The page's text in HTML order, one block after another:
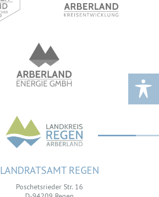
LANDRATSAMT REGEN
Poschetsrieder Str. 16